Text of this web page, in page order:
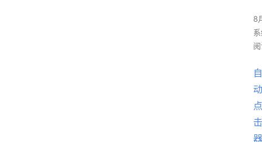
8
自
动
点
击
器